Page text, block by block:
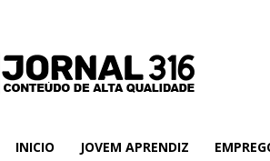
INICIO JOVEM APRENDIZ